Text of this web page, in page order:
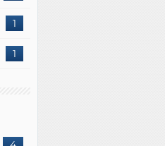
1
1